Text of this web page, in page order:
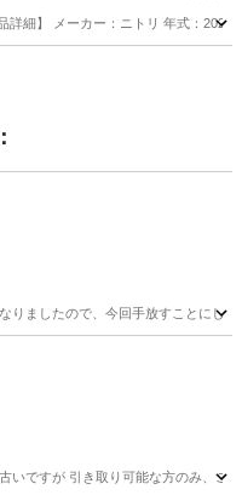
詳細】 メーカー：ニトリ 年式：
りましたので、今回手放すことにし
いですが 引き取り可能な方のみ、ご